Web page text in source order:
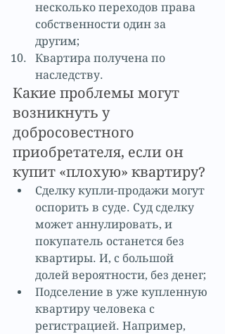
несколько переходов права
собственности один за
другим;
Квартира получена по
наследству.
Какие проблемы могут
возникнуть у
добросовестного
приобретателя, если он
купит «плохую» квартиру?
Сделку купли-продажи могут
оспорить в суде. Суд сделку
может аннулировать, и
покупатель останется без
квартиры. И, с большой
долей вероятности, без денег;
Подселение в уже купленную
квартиру человека с
регистрацией. Например,